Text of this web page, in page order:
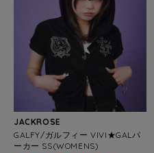
JACKROSE
GALFY/ガルフィー VIVI★GALパ
ーカー SS(WOMENS)